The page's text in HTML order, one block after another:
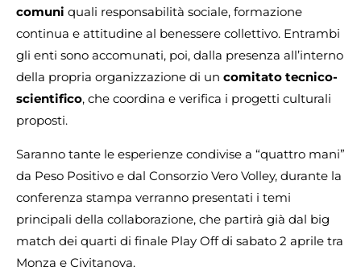
comuni quali responsabilità sociale, formazione
continua e attitudine al benessere collettivo. Entrambi
gli enti sono accomunati, poi, dalla presenza all’interno
della propria organizzazione di un comitato tecnico-
scientifico, che coordina e verifica i progetti culturali
proposti.
Saranno tante le esperienze condivise a “quattro mani”
da Peso Positivo e dal Consorzio Vero Volley, durante la
conferenza stampa verranno presentati i temi
principali della collaborazione, che partirà già dal big
match dei quarti di finale Play Off di sabato 2 aprile tra
Monza e Civitanova.